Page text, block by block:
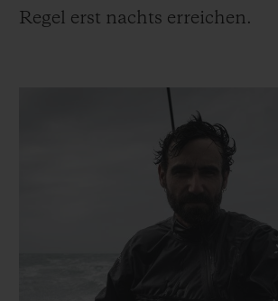
Regel erst nachts erreichen.